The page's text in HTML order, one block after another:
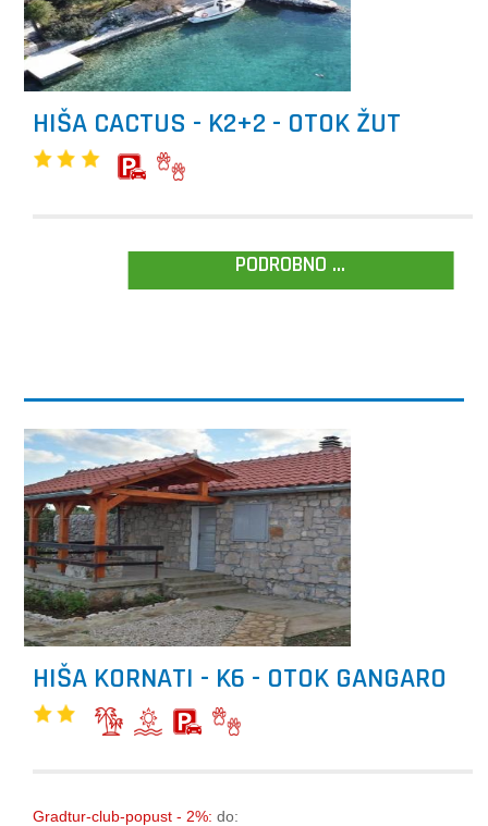
HIŠA CACTUS - K2+2 - OTOK ŽUT
PODROBNO ...
HIŠA KORNATI - K6 - OTOK GANGARO
Gradtur-club-popust - 2%:do: